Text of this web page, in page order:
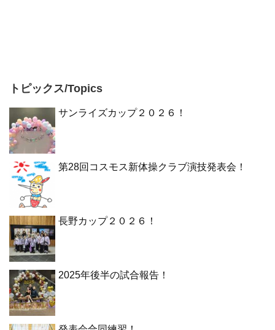
トピックス/Topics
サンライズカップ２０２６！
第28回コスモス新体操クラブ演技発表会！
長野カップ２０２６！
2025年後半の試合報告！